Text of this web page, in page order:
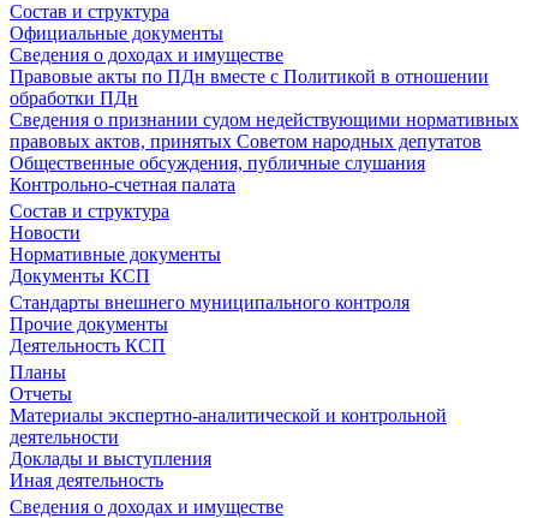
Состав и структура
Официальные документы
Сведения о доходах и имуществе
Правовые акты по ПДн вместе с Политикой в отношении
обработки ПДн
Сведения о признании судом недействующими нормативных
правовых актов, принятых Советом народных депутатов
Общественные обсуждения, публичные слушания
Контрольно-счетная палата
Состав и структура
Новости
Нормативные документы
Документы КСП
Стандарты внешнего муниципального контроля
Прочие документы
Деятельность КСП
Планы
Отчеты
Материалы экспертно-аналитической и контрольной
деятельности
Доклады и выступления
Иная деятельность
Сведения о доходах и имуществе